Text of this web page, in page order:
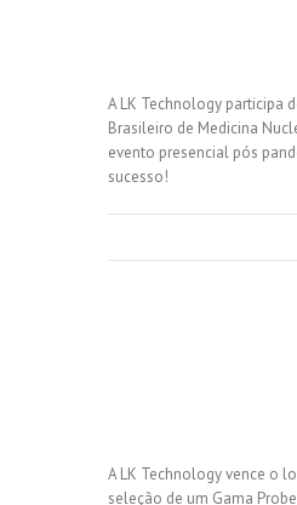
A LK Technology participa
Brasileiro de Medicina
evento presencial pós
sucesso!
A LK Technology vence o
seleção de um Gama